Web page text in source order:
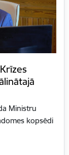
Ministru
kopsēdi